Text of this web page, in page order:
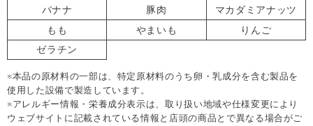
バナナ
豚肉
マカダミアナッツ
もも
やまいも
りんご
ゼラチン
※本品の原材料の一部は、特定原材料のうち卵・乳成分を含む製品を
使用した設備で製造しています。
※アレルギー情報・栄養成分表示は、取り扱い地域や仕様変更により
ウェブサイトに記載されている情報と店頭の商品とで異なる場合がご